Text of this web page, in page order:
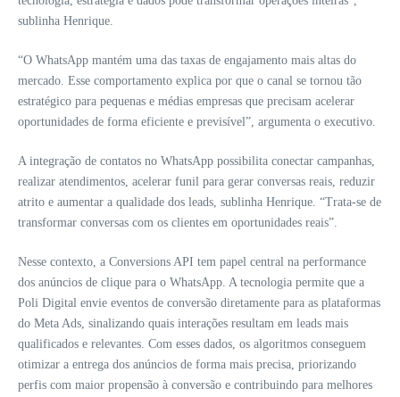
sublinha Henrique.
“O WhatsApp mantém uma das taxas de engajamento mais altas do
mercado. Esse comportamento explica por que o canal se tornou tão
estratégico para pequenas e médias empresas que precisam acelerar
oportunidades de forma eficiente e previsível”, argumenta o executivo.
A integração de contatos no WhatsApp possibilita conectar campanhas,
realizar atendimentos, acelerar funil para gerar conversas reais, reduzir
atrito e aumentar a qualidade dos leads, sublinha Henrique. “Trata-se de
transformar conversas com os clientes em oportunidades reais”.
Nesse contexto, a Conversions API tem papel central na performance
dos anúncios de clique para o WhatsApp. A tecnologia permite que a
Poli Digital envie eventos de conversão diretamente para as plataformas
do Meta Ads, sinalizando quais interações resultam em leads mais
qualificados e relevantes. Com esses dados, os algoritmos conseguem
otimizar a entrega dos anúncios de forma mais precisa, priorizando
perfis com maior propensão à conversão e contribuindo para melhores